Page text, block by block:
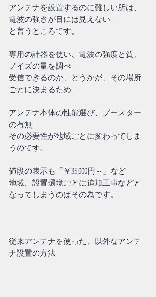
アンテナを設置するのに難しい所は、
電波の強さが目には見えない
と言うところです。
専用の計器を使い、電波の強度と質、
ノイズの量を調べ
受信できるのか、どうかが、その場所
ごとに決まるため
アンテナ本体の性能選び、ブースター
の有無
その必要性が地域ごとに変わってしま
うのです。
値段の表示も「￥35,000円～」など
地域、設置環境ごとに追加工事などと
なってしまうのはその為です。
従来アンテナを使った、以外なアンテ
ナ設置の方法